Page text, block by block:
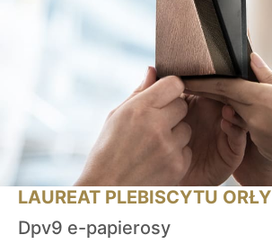
LAUREAT PLEBISCYTU ORŁY
Dpv9 e-papierosy